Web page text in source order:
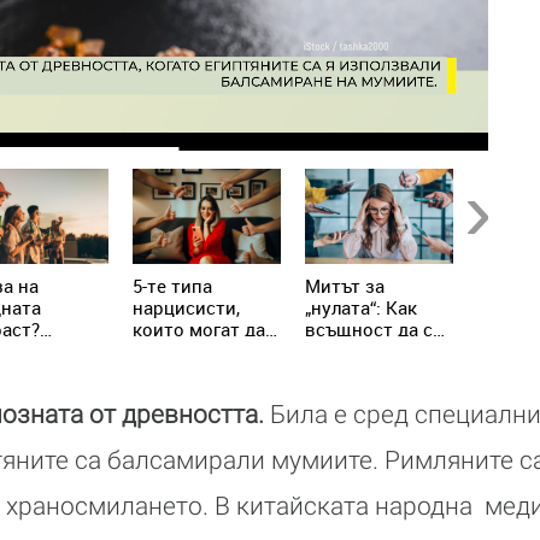
на
5-те типа
нарцисисти,
които могат да
Митът за
„нулата“: Как
всъщност да се
от древността. Била е сред
са балсамирали мумиите. Римляните
В китайската народна